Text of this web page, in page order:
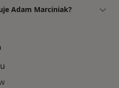
Adam Marciniak?